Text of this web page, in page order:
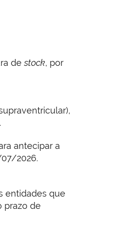
destock, por
antecipar a
2026.
entidades que
prazo de